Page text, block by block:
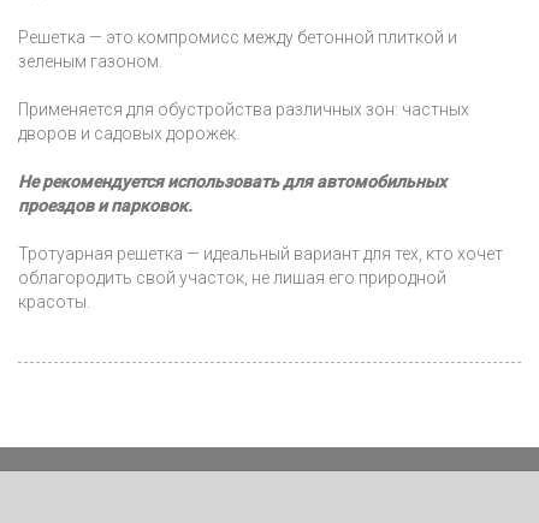
Решетка — это компромисс между бетонной плиткой и
зеленым газоном.
Применяется для обустройства различных зон: частных
дворов и садовых дорожек.
Не рекомендуется использовать для автомобильных
проездов и парковок.
Тротуарная решетка — идеальный вариант для тех, кто хочет
облагородить свой участок, не лишая его природной
красоты.